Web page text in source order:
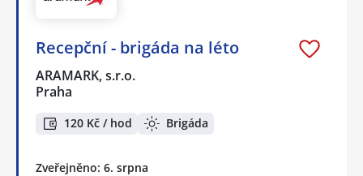
Recepční - brigáda na léto
ARAMARK, s.r.o.
Praha
120 Kč / hod Brigáda
Zveřejněno: 6. srpna